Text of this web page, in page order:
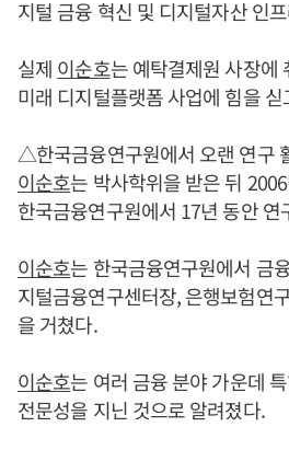
지털 금융 혁신 및 디지털자산 인
실제 이순호는 예탁결제원 사장에
미래 디지털플랫폼 사업에 힘을 싣
△한국금융연구원에서 오랜 연구
이순호는 박사학위을 받은 뒤
한국금융연구원에서 17년 동안 연
이순호는 한국금융연구원에서 금
지털금융연구센터장, 은행보험연
을 거쳤다.
이순호는 여러 금융 분야 가운데
전문성을 지닌 것으로 알려졌다.